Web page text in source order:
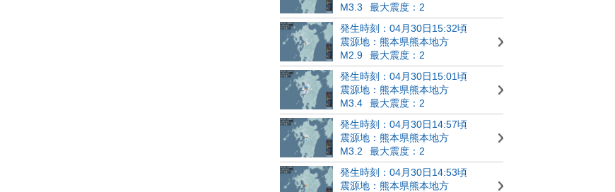
M3.3
最大震度：2
発生時刻：04月30日15:32頃
震源地：熊本県熊本地方
M2.9
最大震度：2
発生時刻：04月30日15:01頃
震源地：熊本県熊本地方
M3.4
最大震度：2
発生時刻：04月30日14:57頃
震源地：熊本県熊本地方
M3.2
最大震度：2
発生時刻：04月30日14:53頃
震源地：熊本県熊本地方